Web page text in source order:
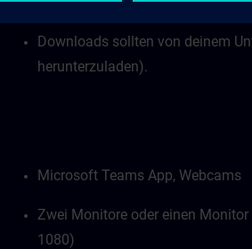
Downloads sollten von deinem
herunterzuladen).
Microsoft Teams App, Webcams
Zwei Monitore oder einen
1080)